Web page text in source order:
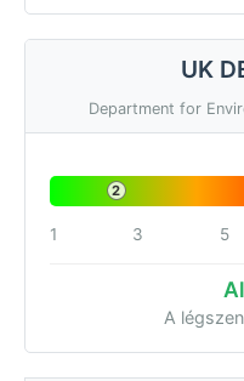
UK
Department for
2
1 3 5
A